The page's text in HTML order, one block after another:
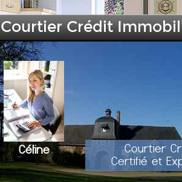
Courtier Crédit
Céline
Courtier
Certifié et